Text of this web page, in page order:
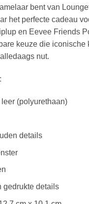
bent van
het perfecte cadeau
en Eevee Friends
keuze die iconische
nut.
(polyurethaan)
details
gedrukte details